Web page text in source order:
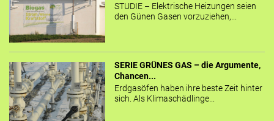
STUDIE – Elektrische Heizungen seien
den Günen Gasen vorzuziehen,...
SERIE GRÜNES GAS – die Argumente,
Chancen...
Erdgasöfen haben ihre beste Zeit hinter
sich. Als Klimaschädlinge...